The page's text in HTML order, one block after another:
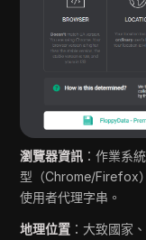
瀏覽器資訊 ：作業系
型（Chrome/Firefox
使用者代理字串。
地理位置 ：大致國家